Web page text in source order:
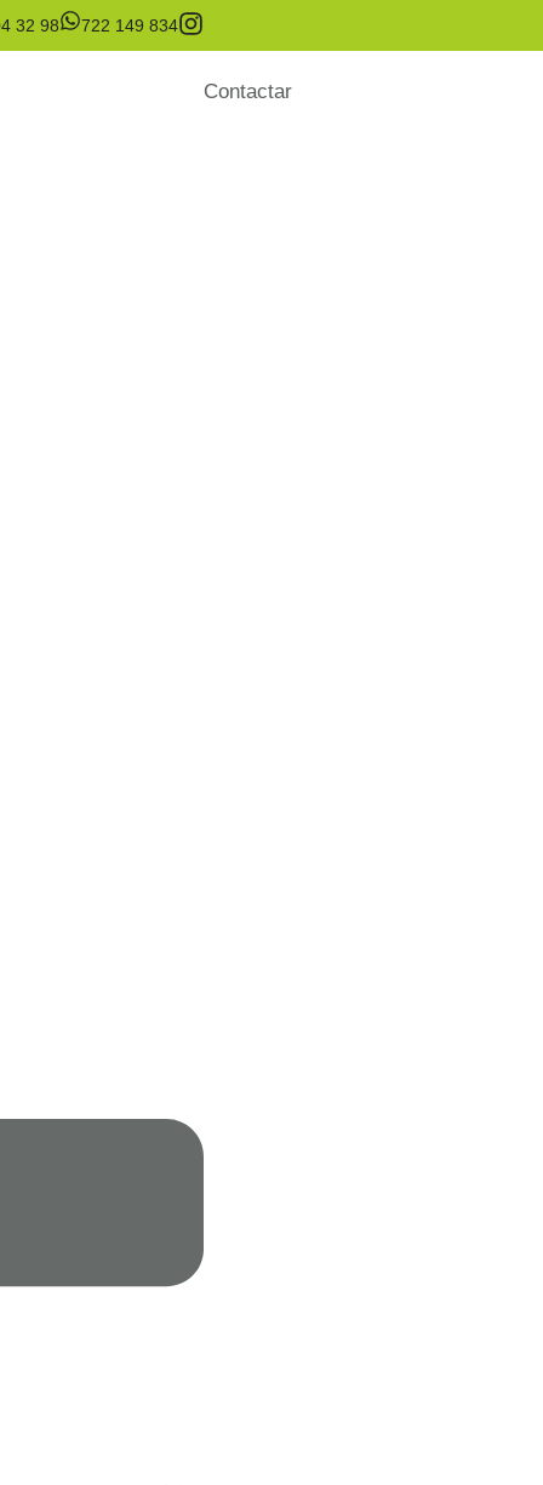
32 98 722 149 834
Contactar